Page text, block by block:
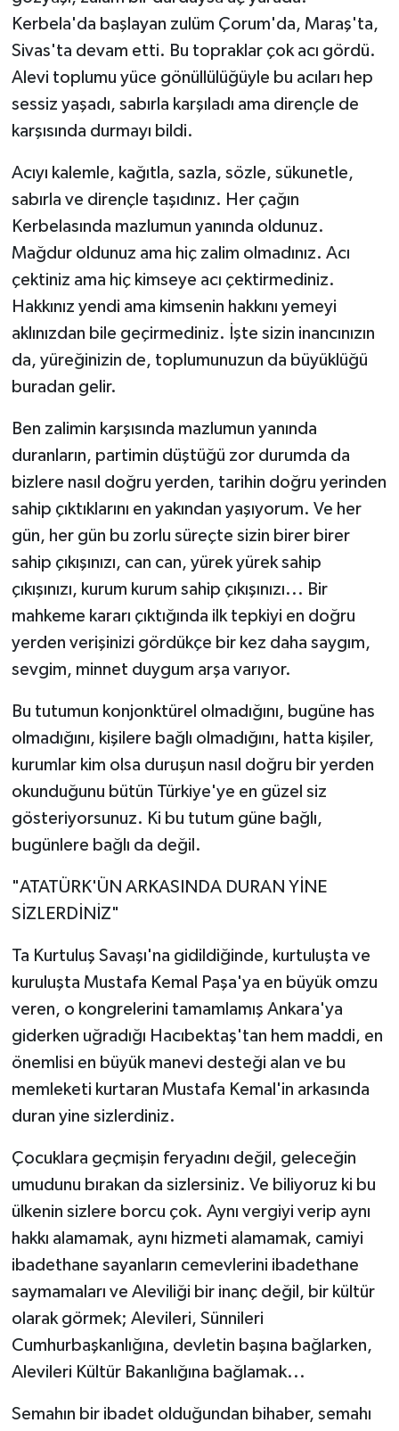
Kerbela'da başlayan zulüm Çorum'da, Maraş'ta,
Sivas'ta devam etti. Bu topraklar çok acı gördü.
Alevi toplumu yüce gönüllülüğüyle bu acıları hep
sessiz yaşadı, sabırla karşıladı ama dirençle de
karşısında durmayı bildi.
Acıyı kalemle, kağıtla, sazla, sözle, sükunetle,
sabırla ve dirençle taşıdınız. Her çağın
Kerbelasında mazlumun yanında oldunuz.
Mağdur oldunuz ama hiç zalim olmadınız. Acı
çektiniz ama hiç kimseye acı çektirmediniz.
Hakkınız yendi ama kimsenin hakkını yemeyi
aklınızdan bile geçirmediniz. İşte sizin inancınızın
da, yüreğinizin de, toplumunuzun da büyüklüğü
buradan gelir.
Ben zalimin karşısında mazlumun yanında
duranların, partimin düştüğü zor durumda da
bizlere nasıl doğru yerden, tarihin doğru yerinden
sahip çıktıklarını en yakından yaşıyorum. Ve her
gün, her gün bu zorlu süreçte sizin birer birer
sahip çıkışınızı, can can, yürek yürek sahip
çıkışınızı, kurum kurum sahip çıkışınızı... Bir
mahkeme kararı çıktığında ilk tepkiyi en doğru
yerden verişinizi gördükçe bir kez daha saygım,
sevgim, minnet duygum arşa varıyor.
Bu tutumun konjonktürel olmadığını, bugüne has
olmadığını, kişilere bağlı olmadığını, hatta kişiler,
kurumlar kim olsa duruşun nasıl doğru bir yerden
okunduğunu bütün Türkiye'ye en güzel siz
gösteriyorsunuz. Ki bu tutum güne bağlı,
bugünlere bağlı da değil.
"ATATÜRK'ÜN ARKASINDA DURAN YİNE
SİZLERDİNİZ"
Ta Kurtuluş Savaşı'na gidildiğinde, kurtuluşta ve
kuruluşta Mustafa Kemal Paşa'ya en büyük omzu
veren, o kongrelerini tamamlamış Ankara'ya
giderken uğradığı Hacıbektaş'tan hem maddi, en
önemlisi en büyük manevi desteği alan ve bu
memleketi kurtaran Mustafa Kemal'in arkasında
duran yine sizlerdiniz.
Çocuklara geçmişin feryadını değil, geleceğin
umudunu bırakan da sizlersiniz. Ve biliyoruz ki bu
ülkenin sizlere borcu çok. Aynı vergiyi verip aynı
hakkı alamamak, aynı hizmeti alamamak, camiyi
ibadethane sayanların cemevlerini ibadethane
saymamaları ve Aleviliği bir inanç değil, bir kültür
olarak görmek; Alevileri, Sünnileri
Cumhurbaşkanlığına, devletin başına bağlarken,
Alevileri Kültür Bakanlığına bağlamak...
Semahın bir ibadet olduğundan bihaber, semahı